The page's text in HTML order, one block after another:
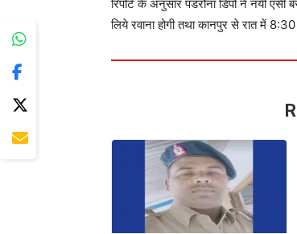
रिपोर्ट के अनुसार पडरौना डिपो ने नयी
लिये रवाना होगी तथा कानपुर से रात में